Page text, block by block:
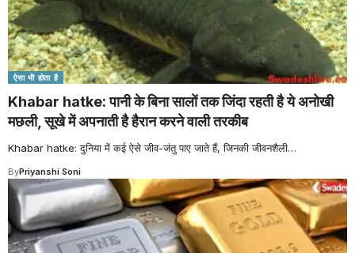
ऐसा भी होता है
Khabar hatke: पानी के बिना सालों तक जिंदा रहती है ये अनोखी
मछली, सूखे में अपनाती है हैरान करने वाली तरकीब
Khabar hatke: दुनिया में कई ऐसे जीव-जंतु पाए जाते हैं, जिनकी जीवनशैली…
ByPriyanshi Soni